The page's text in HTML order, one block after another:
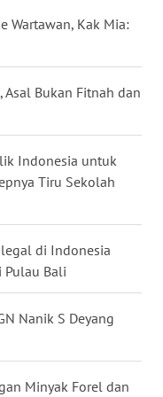
Wartawan, Kak Mia:
Bukan Fitnah dan
Indonesia untuk
Tiru Sekolah
di Indonesia
Pulau Bali
Nanik S Deyang
Minyak Forel dan